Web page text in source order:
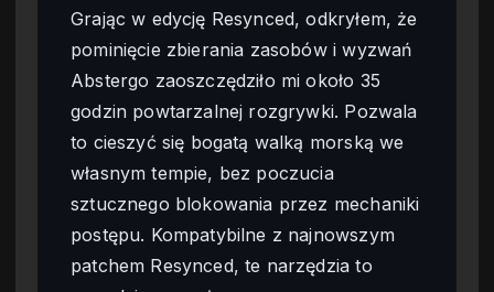
Grając w edycję Resynced, odkryłem, że
pominięcie zbierania zasobów i wyzwań
Abstergo zaoszczędziło mi około 35
godzin powtarzalnej rozgrywki. Pozwala
to cieszyć się bogatą walką morską we
własnym tempie, bez poczucia
sztucznego blokowania przez mechaniki
postępu. Kompatybilne z najnowszym
patchem Resynced, te narzędzia to